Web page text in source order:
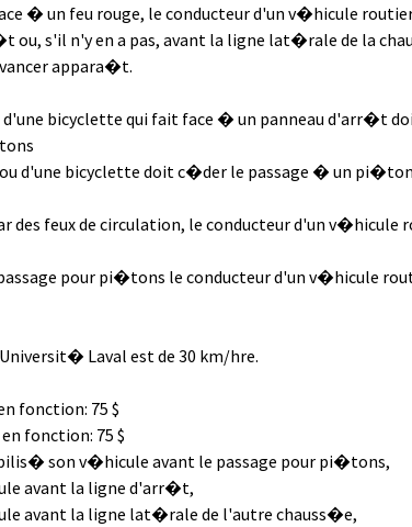
� un feu rouge, le conducteur d'un v�hicule
s'il n'y en a pas, avant la ligne lat�rale de la
appara�t.
bicyclette qui fait face � un panneau d'arr�t
d'une bicyclette doit c�der le passage � un
feux de circulation, le conducteur d'un
pour pi�tons le conducteur d'un v�hicule
Laval est de 30 km/hre.
fonction: 75 $
fonction: 75 $
son v�hicule avant le passage pour pi�tons,
avant la ligne d'arr�t,
avant la ligne lat�rale de l'autre chauss�e,